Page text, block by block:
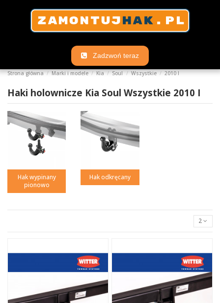
Zadzwoń teraz
Strona główna Marki i modele Kia Soul Wszystkie 2010 I
Haki holownicze Kia Soul Wszystkie 2010 I
Hak wypinany
pionowo
Hak odkręcany
2